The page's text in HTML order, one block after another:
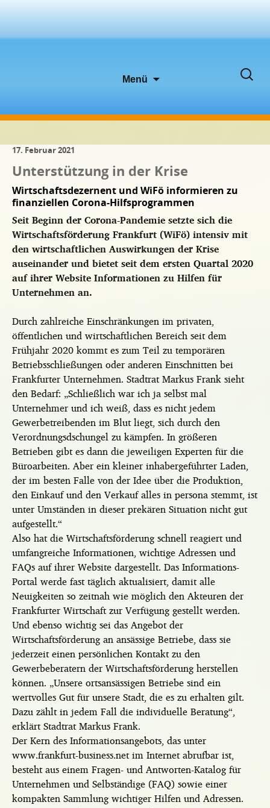
Menü
Suchen
17. Februar 2021
Unterstützung in der Krise
Wirtschaftsdezernent und WiFö informieren zu
finanziellen Corona-Hilfsprogrammen
Seit Beginn der Corona-Pandemie setzte sich die
Wirtschaftsförderung Frankfurt (WiFö) intensiv mit
den wirtschaftlichen Auswirkungen der Krise
auseinander und bietet seit dem ersten Quartal 2020
auf ihrer Website Informationen zu Hilfen für
Unternehmen an.
Durch zahlreiche Einschränkungen im privaten,
öffentlichen und wirtschaftlichen Bereich seit dem
Frühjahr 2020 kommt es zum Teil zu temporären
Betriebsschließungen oder anderen Einschnitten bei
Frankfurter Unternehmen. Stadtrat Markus Frank sieht
den Bedarf: „Schließlich war ich ja selbst mal
Unternehmer und ich weiß, dass es nicht jedem
Gewerbetreibenden im Blut liegt, sich durch den
Verordnungsdschungel zu kämpfen. In größeren
Betrieben gibt es dann die jeweiligen Experten für die
Büroarbeiten. Aber ein kleiner inhabergeführter Laden,
der im besten Falle von der Idee über die Produktion,
den Einkauf und den Verkauf alles in persona stemmt, ist
unter Umständen in dieser prekären Situation nicht gut
aufgestellt.“
Also hat die Wirtschaftsförderung schnell reagiert und
umfangreiche Informationen, wichtige Adressen und
FAQs auf ihrer Website dargestellt. Das Informations-
Portal werde fast täglich aktualisiert, damit alle
Neuigkeiten so zeitnah wie möglich den Akteuren der
Frankfurter Wirtschaft zur Verfügung gestellt werden.
Und ebenso wichtig sei das Angebot der
Wirtschaftsförderung an ansässige Betriebe, dass sie
jederzeit einen persönlichen Kontakt zu den
Gewerbeberatern der Wirtschaftsförderung herstellen
können. „Unsere ortsansässigen Betriebe sind ein
wertvolles Gut für unsere Stadt, die es zu erhalten gilt.
Dazu zählt in jedem Fall die individuelle Beratung“,
erklärt Stadtrat Markus Frank.
Der Kern des Informationsangebots, das unter
www.frankfurt-business.net im Internet abrufbar ist,
besteht aus einem Fragen- und Antworten-Katalog für
Unternehmen und Selbständige (FAQ) sowie einer
kompakten Sammlung wichtiger Hilfen und Adressen.